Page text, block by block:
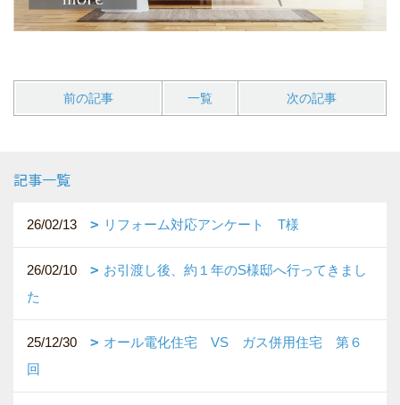
前の記事 一覧 次の記事
記事一覧
26/02/13 リフォーム対応アンケート T様
26/02/10
お引渡し後、約１年のS様邸へ行ってきまし
た
25/12/30
オール電化住宅 VS ガス併用住宅 第６
回